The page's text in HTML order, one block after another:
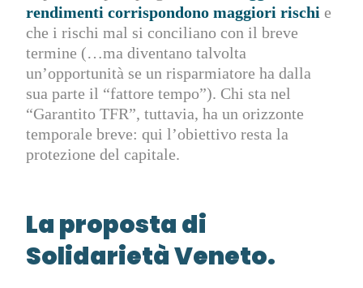
rendimenti corrispondono maggiori rischi e
che i rischi mal si conciliano con il breve
termine (…ma diventano talvolta
un’opportunità se un risparmiatore ha dalla
sua parte il “fattore tempo”). Chi sta nel
“Garantito TFR”, tuttavia, ha un orizzonte
temporale breve: qui l’obiettivo resta la
protezione del capitale.
La proposta di
Solidarietà Veneto.